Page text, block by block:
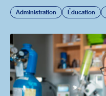
Administration Éducation